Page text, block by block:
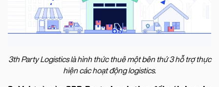
3th Party Logistics là hình thức thuê một bên thứ 3 hỗ trợ thực
hiện các hoạt động logistics.